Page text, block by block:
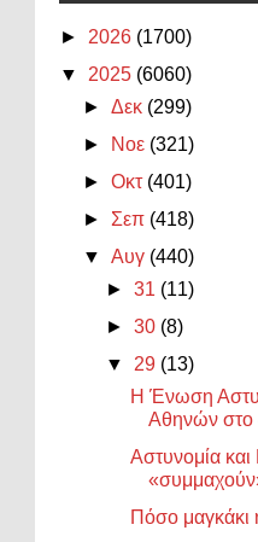
► 2026 (1700)
▼ 2025 (6060)
►Δεκ (299)
►
Νοε (321)
►Οκτ (401)
► Σεπ (418)
▼Αυγ (440)
►31 (11)
►30 (8)
▼ 29 (13)
Η Ένωση
Αθηνών στο
Αστυνομία
Πόσο μαγκάκι